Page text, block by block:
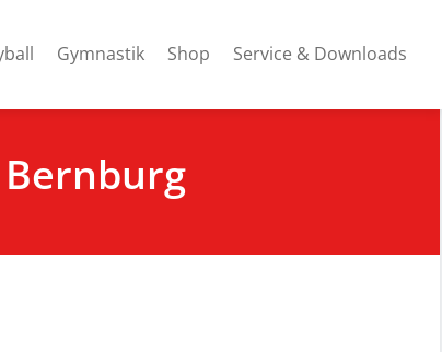
Gymnastik Shop Service & Downloads